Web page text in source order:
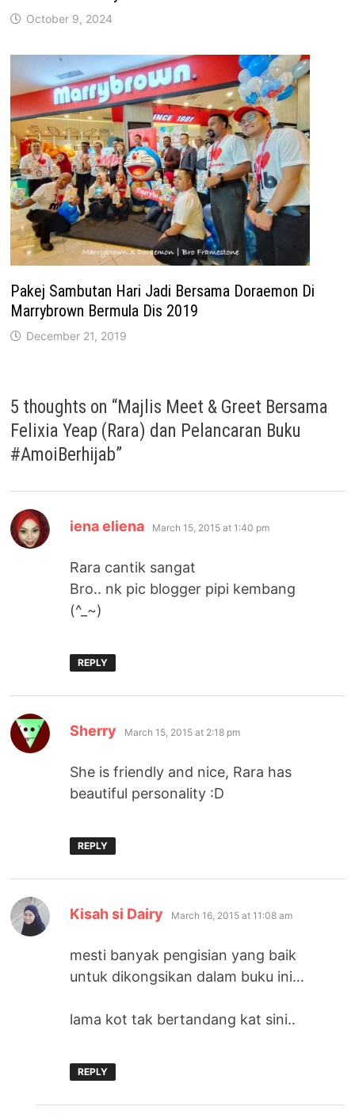
October 9, 2024
Pakej Sambutan Hari Jadi Bersama Doraemon Di
Marrybrown Bermula Dis 2019
December 21, 2019
5 thoughts on “Majlis Meet & Greet Bersama
Felixia Yeap (Rara) dan Pelancaran Buku
#AmoiBerhijab”
iena eliena says:
March 15, 2015 at 1:40 pm
Rara cantik sangat
Bro.. nk pic blogger pipi kembang
(^_~)
REPLY
Sherry says:
March 15, 2015 at 2:18 pm
She is friendly and nice, Rara has
beautiful personality :D
REPLY
Kisah si Dairy says:
March 16, 2015 at 11:08 am
mesti banyak pengisian yang baik
untuk dikongsikan dalam buku ini…
lama kot tak bertandang kat sini..
REPLY